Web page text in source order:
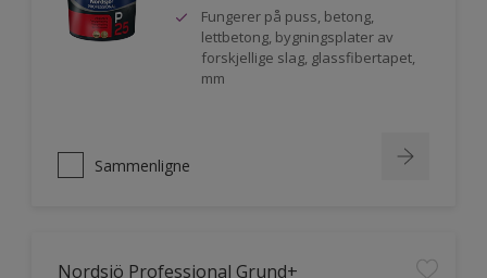
Fungerer på puss, betong,
lettbetong, bygningsplater av
forskjellige slag, glassfibertapet,
mm
Sammenligne
Nordsjö Professional Grund+